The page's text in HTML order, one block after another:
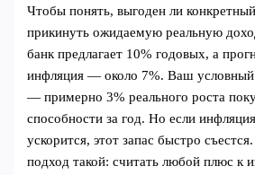
Чтобы понять, выгоден ли
прикинуть ожидаемую реальную
банк предлагает 10% годовых, а
инфляция — около 7%. Ваш условный
— примерно 3% реального роста
способности за год. Но если
ускорится, этот запас быстро
подход такой: считать любой плюс к